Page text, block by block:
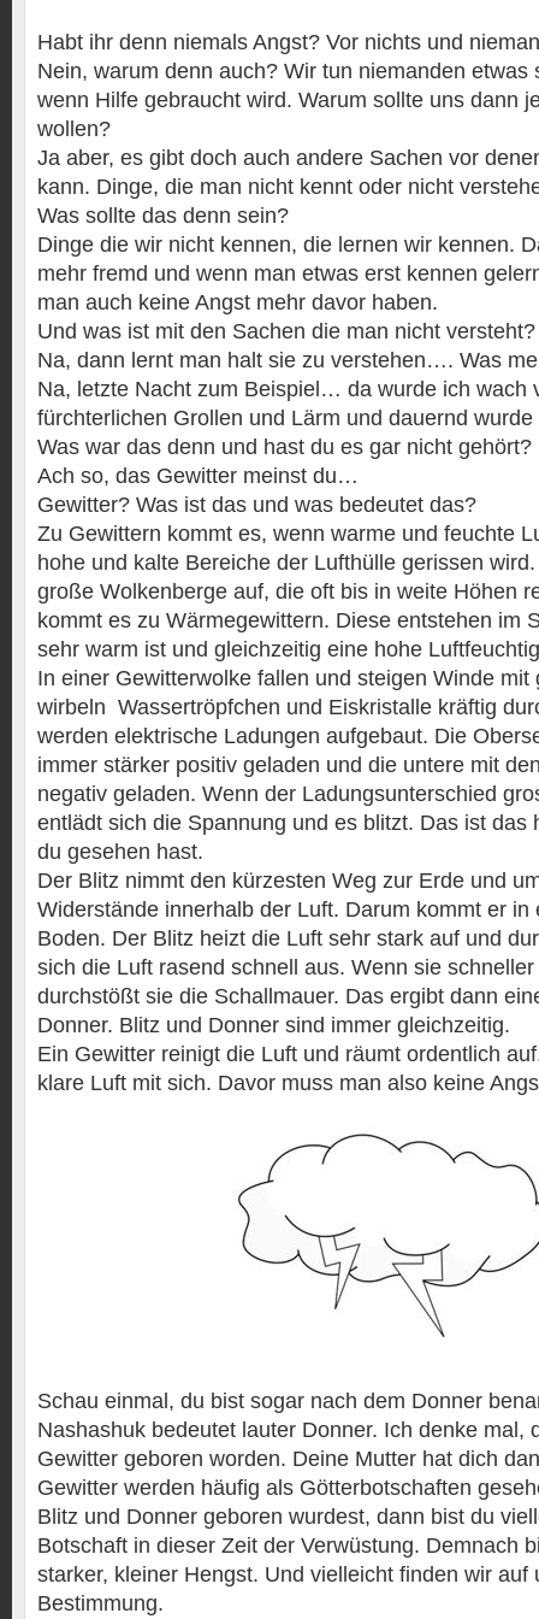
Habt ihr denn niemals Angst? Vor nichts und
Nein, warum denn auch? Wir tun niemanden etwas
wenn Hilfe gebraucht wird. Warum sollte uns dann
wollen?
Ja aber, es gibt doch auch andere Sachen vor
kann. Dinge, die man nicht kennt oder nicht
Was sollte das denn sein?
Dinge die wir nicht kennen, die lernen wir kennen.
mehr fremd und wenn man etwas erst kennen
man auch keine Angst mehr davor haben.
Und was ist mit den Sachen die man nicht versteht?
Na, dann lernt man halt sie zu verstehen…. Was
Na, letzte Nacht zum Beispiel… da wurde ich wach
fürchterlichen Grollen und Lärm und dauernd
Was war das denn und hast du es gar nicht gehört?
Ach so, das Gewitter meinst du…
Gewitter? Was ist das und was bedeutet das?
Zu Gewittern kommt es, wenn warme und feuchte
hohe und kalte Bereiche der Lufthülle gerissen
große Wolkenberge auf, die oft bis in weite Höhen
kommt es zu Wärmegewittern. Diese entstehen im
sehr warm ist und gleichzeitig eine hohe
In einer Gewitterwolke fallen und steigen Winde mit
wirbeln Wassertröpfchen und Eiskristalle kräftig
werden elektrische Ladungen aufgebaut. Die
immer stärker positiv geladen und die untere mit
negativ geladen. Wenn der Ladungsunterschied
entlädt sich die Spannung und es blitzt. Das ist das
du gesehen hast.
Der Blitz nimmt den kürzesten Weg zur Erde und
Widerstände innerhalb der Luft. Darum kommt er in
Boden. Der Blitz heizt die Luft sehr stark auf und
sich die Luft rasend schnell aus. Wenn sie
durchstößt sie die Schallmauer. Das ergibt dann
Donner. Blitz und Donner sind immer gleichzeitig.
Ein Gewitter reinigt die Luft und räumt ordentlich
klare Luft mit sich. Davor muss man also keine
Schau einmal, du bist sogar nach dem Donner
Nashashuk bedeutet lauter Donner. Ich denke mal,
Gewitter geboren worden. Deine Mutter hat dich
Gewitter werden häufig als Götterbotschaften
Blitz und Donner geboren wurdest, dann bist du
Botschaft in dieser Zeit der Verwüstung. Demnach
starker, kleiner Hengst. Und vielleicht finden wir auf
Bestimmung.